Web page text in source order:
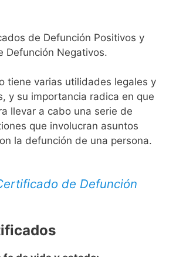
de Defunción Positivos y
Defunción Negativos.
tiene varias utilidades legales y
y su importancia radica en que
llevar a cabo una serie de
que involucran asuntos
la defunción de una persona.
de Defunción